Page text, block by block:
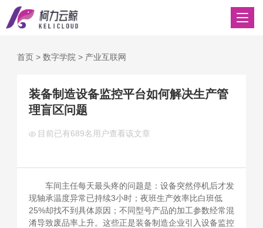
首页> 数字学院 > 产业互联网
装备制造设备监控平台如何解决生产管
理盲区问题
目前已有689名用户查看该文章
车间主任每天最头疼的问题是：设备突然停机后才发
现轴承温度异常已持续3小时；夜班生产效率比白班低
25%却找不到具体原因；不同型号产品的加工参数经常混
淆导致废品率上升。这些正是装备制造企业引入设备监控